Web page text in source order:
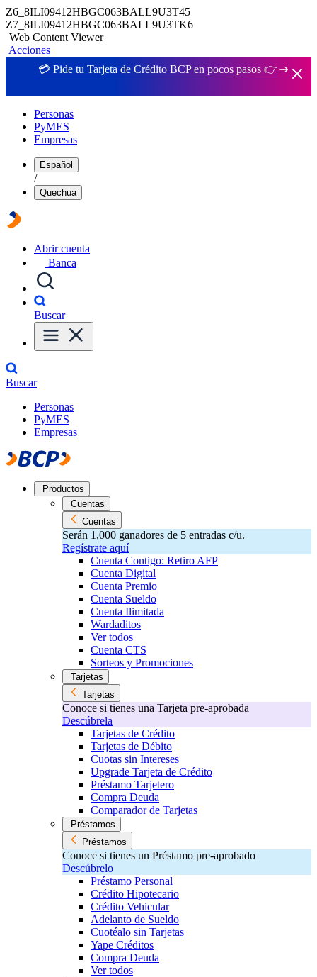
Z6_8ILI09412HBGC063BALL9U3T45
Z7_8ILI09412HBGC063BALL9U3TK6
Web Content Viewer
Acciones
💳 Pide tu Tarjeta de Crédito BCP en pocos pasos 👉
Personas
PyMES
Empresas
Español
/
Quechua
Abrir cuenta
Banca
Buscar
Buscar
Personas
PyMES
Empresas
Productos
Cuentas
Cuentas
Serán 1,000 ganadores de 5 entradas c/u.
Regístrate aquí
Cuenta Contigo: Retiro AFP
Cuenta Digital
Cuenta Premio
Cuenta Sueldo
Cuenta Ilimitada
Wardaditos
Ver todos
Cuenta CTS
Sorteos y Promociones
Tarjetas
Tarjetas
Conoce si tienes una Tarjeta pre-aprobada
Descúbrela
Tarjetas de Crédito
Tarjetas de Débito
Cuotas sin Intereses
Upgrade Tarjeta de Crédito
Préstamo Tarjetero
Compra Deuda
Comparador de Tarjetas
Préstamos
Préstamos
Conoce si tienes un Préstamo pre-aprobado
Descúbrelo
Préstamo Personal
Crédito Hipotecario
Crédito Vehicular
Adelanto de Sueldo
Cuotéalo sin Tarjetas
Yape Créditos
Compra Deuda
Ver todos